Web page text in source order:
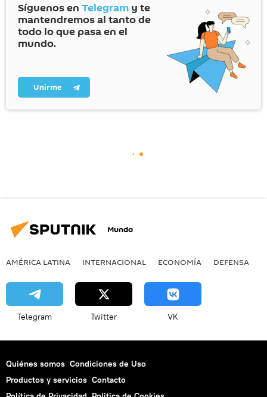
Síguenos en Telegram y te
mantendremos al tanto de
todo lo que pasa en el
mundo.
Unirme
Mundo
AMÉRICA LATINA INTERNACIONAL ECONOMÍA DEFENSA
Telegram Twitter VK
Quiénes somos Condiciones de Uso
Productos y servicios Contacto